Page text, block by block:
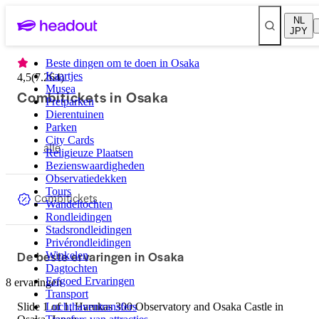
NL
JPY
Beste dingen om te doen in Osaka
Kaartjes
Musea
Pretparken
Dierentuinen
Parken
City Cards
Religieuze Plaatsen
Bezienswaardigheden
Observatiedekken
Tours
Wandeltochten
Rondleidingen
Stadsrondleidingen
Privérondleidingen
Winkelen
Dagtochten
Erfgoed Ervaringen
Transport
Luchthaventransfers
4,5(7.264)
Combitickets in Osaka
alle
Combitickets
De beste ervaringen in Osaka
8 ervaringen
Slide 1 of 1, Harukas 300 Observatory and Osaka Castle in